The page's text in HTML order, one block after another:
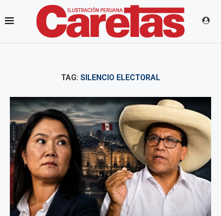
TAG: SILENCIO ELECTORAL